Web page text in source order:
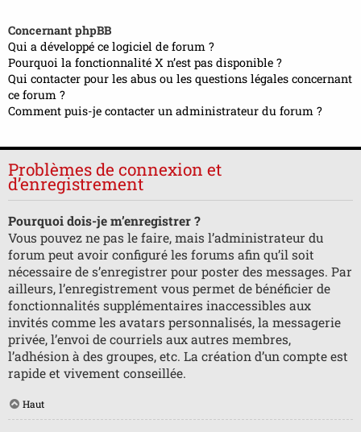
Concernant phpBB
Qui a développé ce logiciel de forum ?
Pourquoi la fonctionnalité X n’est pas disponible ?
Qui contacter pour les abus ou les questions légales concernant
ce forum ?
Comment puis-je contacter un administrateur du forum ?
Problèmes de connexion et
d’enregistrement
Pourquoi dois-je m’enregistrer ?
Vous pouvez ne pas le faire, mais l’administrateur du
forum peut avoir configuré les forums afin qu’il soit
nécessaire de s’enregistrer pour poster des messages. Par
ailleurs, l’enregistrement vous permet de bénéficier de
fonctionnalités supplémentaires inaccessibles aux
invités comme les avatars personnalisés, la messagerie
privée, l’envoi de courriels aux autres membres,
l’adhésion à des groupes, etc. La création d’un compte est
rapide et vivement conseillée.
Haut